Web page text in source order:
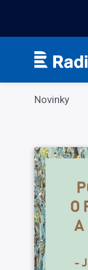
Kategorie
Novinky